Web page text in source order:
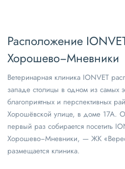
Расположение
Хорошево−Мневники
Ветеринарная клиника IONVET
западе столицы в одном из самых
благоприятных и перспективных
Хорошёвской улице, в доме 17А.
первый раз собирается посетить
Хорошево−Мневники, — ЖК
размещается клиника.